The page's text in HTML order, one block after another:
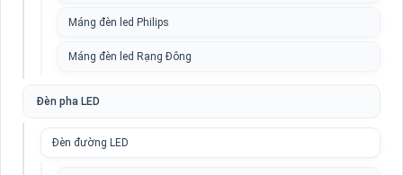
Máng đèn led Philips
Máng đèn led Rạng Đông
Đèn pha LED
Đèn đường LED